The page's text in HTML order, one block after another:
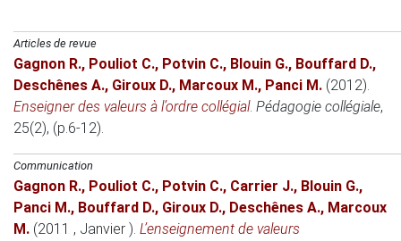
Articles de revue
Gagnon R., Pouliot C., Potvin C., Blouin G., Bouffard D.,
Deschênes A., Giroux D., Marcoux M., Panci M. (2012).
Enseigner des valeurs à l’ordre collégial. Pédagogie collégiale,
25(2), (p.6-12).
Communication
Gagnon R., Pouliot C., Potvin C., Carrier J., Blouin G.,
Panci M., Bouffard D., Giroux D., Deschênes A., Marcoux
M. (2011 , Janvier ). L’enseignement de valeurs